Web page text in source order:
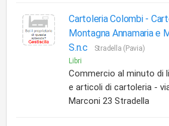
Cartoleria Colombi -
Montagna Annamaria e
S.n.c
Stradella (Pavia)
Libri
Commercio al minuto di
e articoli di cartoleria -
Marconi 23 Stradella